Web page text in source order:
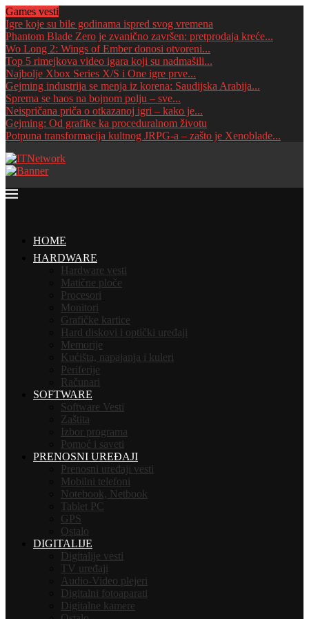
Games vesti
Igre koje su bile godinama ispred svog vremena
Phantom Blade Zero je zvanično završen: pretprodaja kreće...
Wo Long 2: Wings of Ember donosi otvoreni...
Top 5 rimejkova video igara koji su nadmašili...
Najbolje Xbox Series X/S i One igre prve...
Gejming industrija se menja iz korena: Saudijska Arabija...
Sprema se haos na bojnom polju – sve...
Neispričana priča o otkazanoj igri – kako je...
Gejming: Od grafike ka proceduralnom životu
Potpuna transformacija kultnog JRPG-a – zašto je Xenoblade...
HOME
HARDWARE
Hardware vesti
Matične ploče
Procesori
Monitori
Grafičke kartice
Hard diskovi i optički uređaji
Memorije
Kućišta, napajanja i kuleri
Periferije
Računari
SOFTWARE
Software Vesti
Zaštita
Izbor programa
Pomoć i saveti
PRENOSNI UREĐAJI
Prenosni uređaji vesti
Mobilni telefoni
Notebook, Netbook
Tablet PC
GPS
Ostalo
DIGITALIJE
Digitalije vesti
TV uređaji
Audio-Video plejeri
Digitalni fotoaparati
Digitalne kamere